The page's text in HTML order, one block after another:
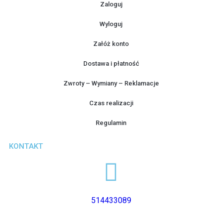
Zaloguj
Wyloguj
Załóż konto
Dostawa i płatność
Zwroty – Wymiany – Reklamacje
Czas realizacji
Regulamin
KONTAKT
514433089